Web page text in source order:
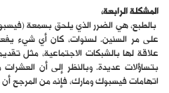
المشكلة الرابعة،
بالطبع، هي الضرر الذي يلحق بسمعة
على مر السنين. لسنوات، كان أي شيء
علاقة لها بالشبكات الاجتماعية، مثل
بتساؤلات عديدة. وبالنظر إلى أن
اتهامات فيسبوك ومارك، فإنه من المرجح أن